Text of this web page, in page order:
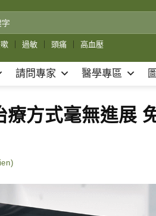
過敏 頭痛 高血壓
請問專家 醫學專區
方式毫無進展